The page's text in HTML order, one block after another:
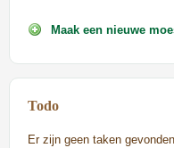
Maak een nieuwe
Todo
Er zijn geen taken